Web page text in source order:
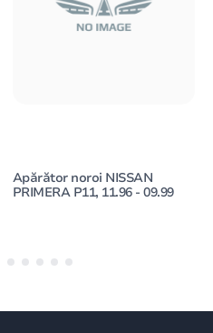
Apărător noroi NISSAN
PRIMERA P11, 11.96 - 09.99